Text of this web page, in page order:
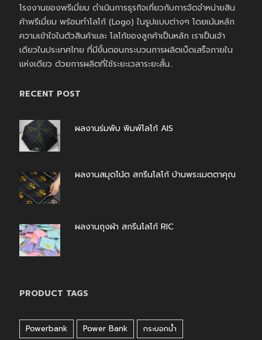
โรงงานของพรีเมี่ยม ดำเนินการธุรกิจเกี่ยวกับการจัดจำหน่ายสิน
ค้าพรีเมี่ยม พร้อมทำโลโก้ (Logo) ในรูปแบบต่างๆ โดยเน้นหลัก
ความเข้าใจในตัวสินค้าและ โลโก้ของลูกค้าเป็นหลัก เราเป็นเจ้า
เดียวในประเทศไทย ที่มีขั้นตอนกระบวนการผลิตเบ็ดเสร็จภายใน
แห่งเดียว ด้วยการผลิตที่ใช้ระยะเวลาระยะสั้น..
RECENT POST
ผลงานร่มพับ พิมพ์โลโก้ AIS
ผลงานสมุดโน้ต สกรีนโลโก้ บ้านพระเมตตาคุณ
ผลงานถุงผ้า สกรีนโลโก้ RIC
PRODUCT TAGS
Powerbank Power Bank
กระบอกน้ำ